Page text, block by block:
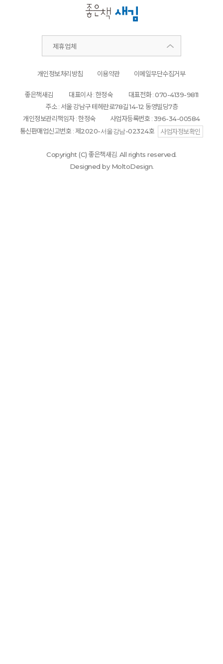
제휴업체
개인정보처리방침 이용약관 이메일무단수집거부
좋은책새김 대표이사 : 한정숙 대표전화 :070-4139-9811
주소 : 서울 강남구 테헤란로78길14-12 동영빌딩7층
개인정보관리책임자 : 한정숙
사업자등록번호 :396-34-00584
통신판매업신고번호 : 제2020-서울강남-02324호 사업자정보확인
Copyright (C) 좋은책새김. All rights reserved.
Designed by MoltoDesign.